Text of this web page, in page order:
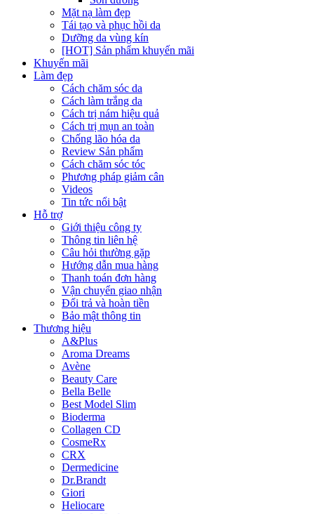
Mặt nạ làm đẹp
Tái tạo và phục hồi da
Dưỡng da vùng kín
[HOT] Sản phẩm khuyến mãi
Khuyến mãi
Làm đẹp
Cách chăm sóc da
Cách làm trắng da
Cách trị nám hiệu quả
Cách trị mụn an toàn
Chống lão hóa da
Review Sản phẩm
Cách chăm sóc tóc
Phương pháp giảm cân
Videos
Tin tức nổi bật
Hỗ trợ
Giới thiệu công ty
Thông tin liên hệ
Câu hỏi thường gặp
Hướng dẫn mua hàng
Thanh toán đơn hàng
Vận chuyển giao nhận
Đổi trả và hoàn tiền
Bảo mật thông tin
Thương hiệu
A&Plus
Aroma Dreams
Avène
Beauty Care
Bella Belle
Best Model Slim
Bioderma
Collagen CD
CosmeRx
CRX
Dermedicine
Dr.Brandt
Giori
Heliocare